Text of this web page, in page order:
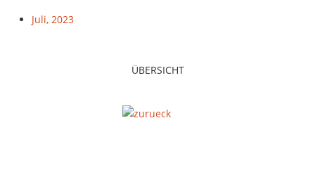
Juli, 2023
ÜBERSICHT